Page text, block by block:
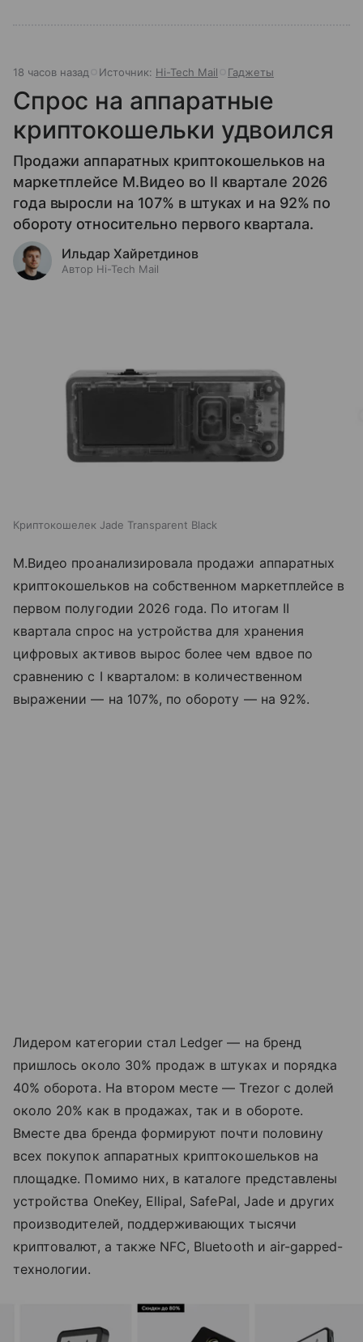
18 часов назад Источник: Hi-Tech Mail Гаджеты
Спрос на аппаратные
криптокошельки удвоился
Продажи аппаратных криптокошельков на
маркетплейсе М.Видео во II квартале 2026
года выросли на 107% в штуках и на 92% по
обороту относительно первого квартала.
Ильдар Хайретдинов
Автор Hi-Tech Mail
Криптокошелек Jade Transparent Black
М.Видео проанализировала продажи аппаратных
криптокошельков на собственном маркетплейсе в
первом полугодии 2026 года. По итогам II
квартала спрос на устройства для хранения
цифровых активов вырос более чем вдвое по
сравнению с I кварталом: в количественном
выражении — на 107%, по обороту — на 92%.
Лидером категории стал Ledger — на бренд
пришлось около 30% продаж в штуках и порядка
40% оборота. На втором месте — Trezor с долей
около 20% как в продажах, так и в обороте.
Вместе два бренда формируют почти половину
всех покупок аппаратных криптокошельков на
площадке. Помимо них, в каталоге представлены
устройства OneKey, Ellipal, SafePal, Jade и других
производителей, поддерживающих тысячи
криптовалют, а также NFC, Bluetooth и air-gapped-
технологии.